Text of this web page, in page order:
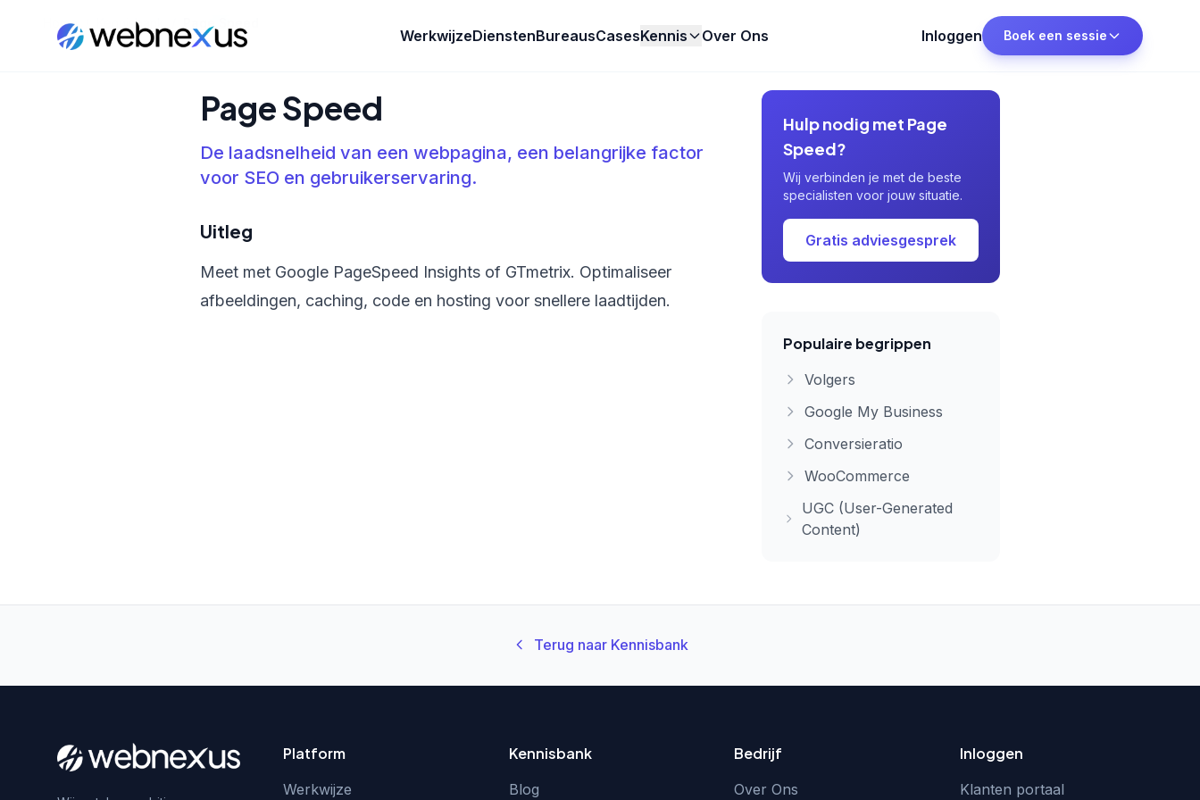
WerkwijzeDienstenBureausCasesKennis Over Ons Inloggen Boek een sessie
Home Kennisbank Page Speed
Page Speed
De laadsnelheid van een webpagina, een belangrijke factor
voor SEO en gebruikerservaring.
Uitleg
Meet met Google PageSpeed Insights of GTmetrix. Optimaliseer
afbeeldingen, caching, code en hosting voor snellere laadtijden.
Hulp nodig met Page
Speed?
Wij verbinden je met de beste
specialisten voor jouw situatie.
Gratis adviesgesprek
Populaire begrippen
Volgers
Google My Business
Conversieratio
WooCommerce
UGC (User-Generated
Content)
Terug naar Kennisbank
Platform
Werkwijze
Kennisbank
Blog
Bedrijf
Over Ons
Inloggen
Klanten portaal